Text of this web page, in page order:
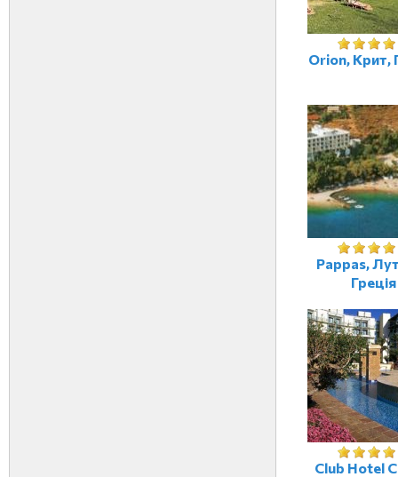
Orion, Крит,
Pappas,
Греція
Club Hotel